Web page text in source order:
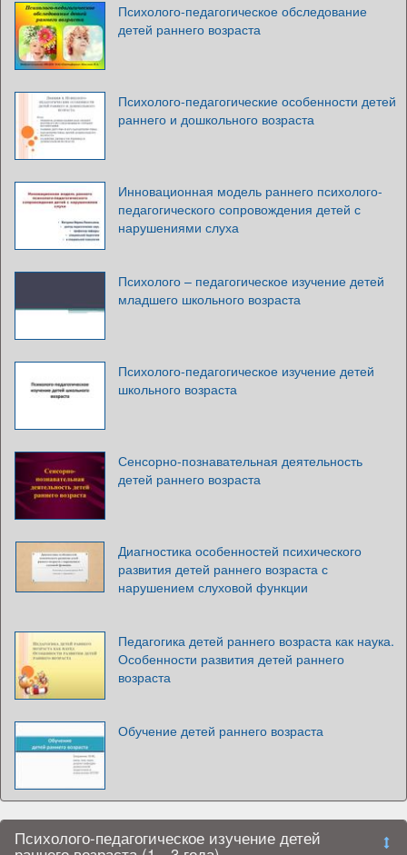
Психолого-педагогическое обследование
детей раннего возраста
Психолого-педагогические особенности детей
раннего и дошкольного возраста
Инновационная модель раннего психолого-
педагогического сопровождения детей с
нарушениями слуха
Психолого – педагогическое изучение детей
младшего школьного возраста
Психолого-педагогическое изучение детей
школьного возраста
Сенсорно-познавательная деятельность
детей раннего возраста
Диагностика особенностей психического
развития детей раннего возраста с
нарушением слуховой функции
Педагогика детей раннего возраста как наука.
Особенности развития детей раннего
возраста
Обучение детей раннего возраста
Психолого-педагогическое изучение детей